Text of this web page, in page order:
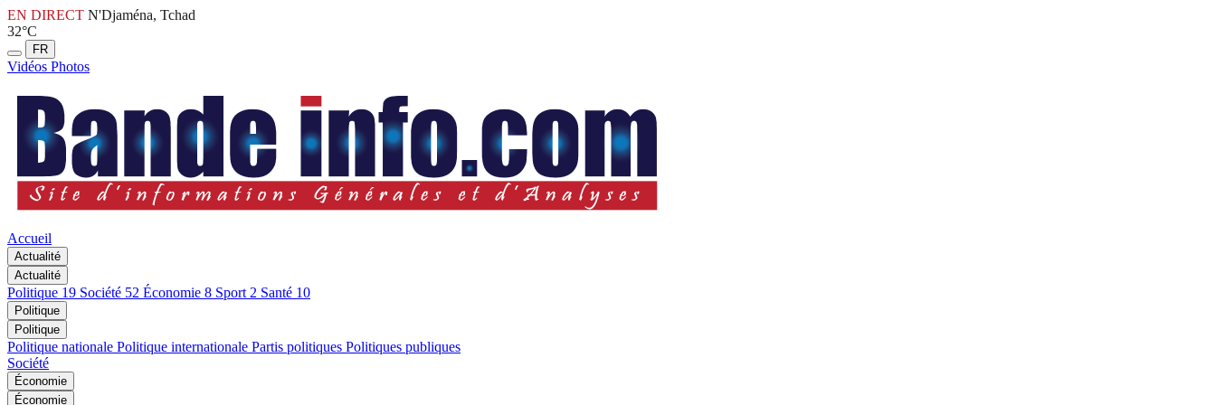
EN DIRECT N'Djaména, Tchad
32°C
FR
Vidéos Photos
Accueil
Actualité
Actualité
Politique 19 Société 52 Économie 8 Sport 2 Santé 10
Politique
Politique
Politique nationale Politique internationale Partis politiques Politiques publiques
Société
Économie
Économie